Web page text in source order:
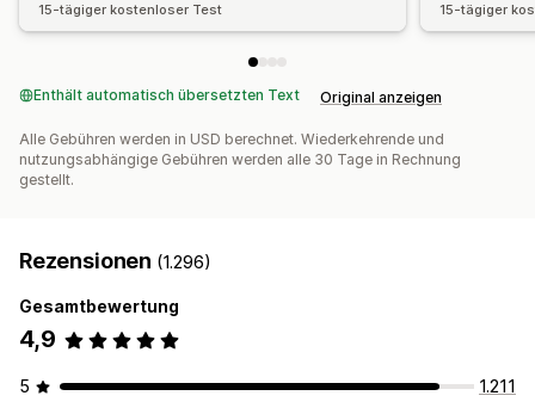
15-tägiger kostenloser Test 15-tägiger
Enthält automatisch übersetzten Text Original anzeigen
Alle Gebühren werden in USD berechnet. Wiederkehrende und
nutzungsabhängige Gebühren werden alle 30 Tage in Rechnung
gestellt.
Rezensionen (1.296)
Gesamtbewertung
4,9
5
1.211